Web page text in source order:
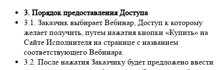
3. Порядок предоставления Доступа
3.1. Заказчик выбирает Вебинар, Доступ к которому
желает получить, путем нажатия кнопки «Купить» на
Сайте Исполнителя на странице с названием
соответствующего Вебинара.
3.2. После нажатия Заказчику будет предложено ввести